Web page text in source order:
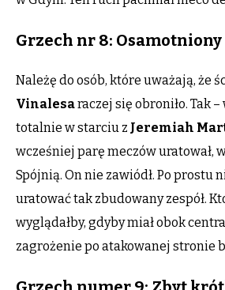
Grzech nr 8:
Należę do osób, które uważają, że
Vinalesaraczej się obroniło. Tak
totalnie w starciu z Jeremiah
wcześniej parę meczów uratował,
Spójnią. On nie zawiódł. Po prostu
uratować tak zbudowany zespół.
wyglądałby, gdyby miał obok
zagrożenie po atakowanej stronie